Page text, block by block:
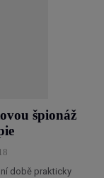
špionáž
době prakticky